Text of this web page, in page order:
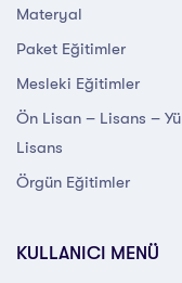
Materyal
Paket Eğitimler
Mesleki Eğitimler
Ön Lisan – Lisans –
Lisans
Örgün Eğitimler
KULLANICI MENÜ